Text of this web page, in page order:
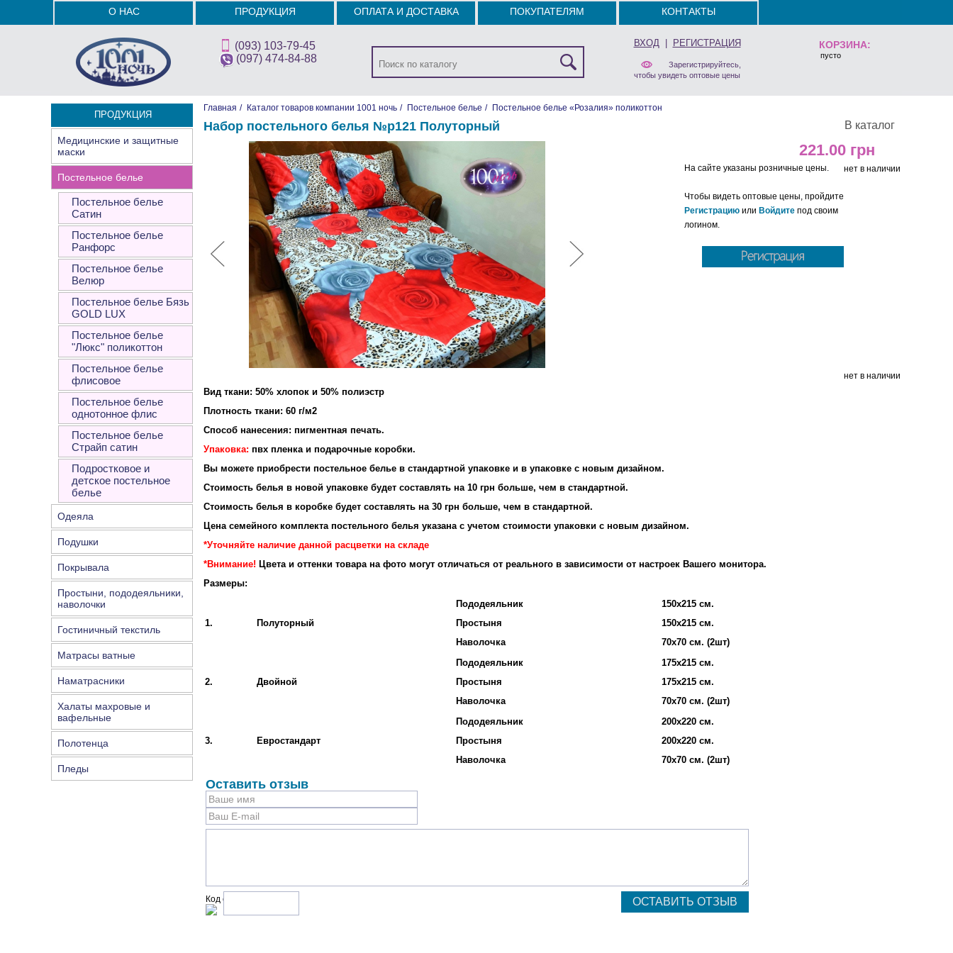
КОРЗИНА:
пусто
О НАС ПРОДУКЦИЯ ОПЛАТА И ДОСТАВКА ПОКУПАТЕЛЯМ КОНТАКТЫ
(093) 103-79-45
(097) 474-84-88
ВХОД| РЕГИСТРАЦИЯ
Зарегистрируйтесь,
чтобы увидеть оптовые цены
ПРОДУКЦИЯ
Медицинские и защитные
маски
Постельное белье
Постельное белье
Сатин
Постельное белье
Ранфорс
Постельное белье
Велюр
Постельное белье Бязь
GOLD LUX
Постельное белье
"Люкс" поликоттон
Постельное белье
флисовое
Постельное белье
однотонное флис
Постельное белье
Страйп сатин
Подростковое и
детское постельное
белье
Одеяла
Подушки
Покрывала
Простыни, пододеяльники,
наволочки
Гостиничный текстиль
Матрасы ватные
Наматрасники
Халаты махровые и
вафельные
Полотенца
Пледы
Главная / Каталог товаров компании 1001 ночь / Постельное белье / Постельное белье «Розалия» поликоттон
В каталог
Набор постельного белья №р121 Полуторный
221.00
нет в наличии
На сайте указаны розничные цены.
Чтобы видеть оптовые цены, пройдите
Регистрацию или Войдите под своим
логином.
нет в наличии
Вид ткани: 50% хлопок и 50% полиэстр
Плотность ткани: 60 г/м2
Способ нанесения: пигментная печать.
Упаковка: пвх пленка и подарочные коробки.
Вы можете приобрести постельное белье в стандартной упаковке и в упаковке с новым дизайном.
Стоимость белья в новой упаковке будет составлять на 10 грн больше, чем в стандартной.
Стоимость белья в коробке будет составлять на 30 грн больше, чем в стандартной.
Цена семейного комплекта постельного белья указана с учетом стоимости упаковки с новым дизайном.
*Уточняйте наличие данной расцветки на складе
*Внимание! Цвета и оттенки товара на фото могут отличаться от реального в зависимости от настроек Вашего монитора.
Размеры:
1. Полуторный
Пододеяльник
Простыня
Наволочка
150х215 см.
150х215 см.
70х70 см. (2шт)
2. Двойной
Пододеяльник
Простыня
Наволочка
175х215 см.
175х215 см.
70х70 см. (2шт)
3. Евростандарт
Пододеяльник
Простыня
Наволочка
200х220 см.
200х220 см.
70х70 см. (2шт)
Оставить отзыв
Код с рисунка: